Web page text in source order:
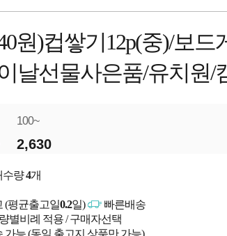
원)컵쌓기12p(중)/보드
날선물사은품/유치원/
100~
2,630
수량4개
(평균출고일0.2일)
빠른배송
별비례 적용 / 구매자선택
가능 (동일 출고지 상품만 가능)